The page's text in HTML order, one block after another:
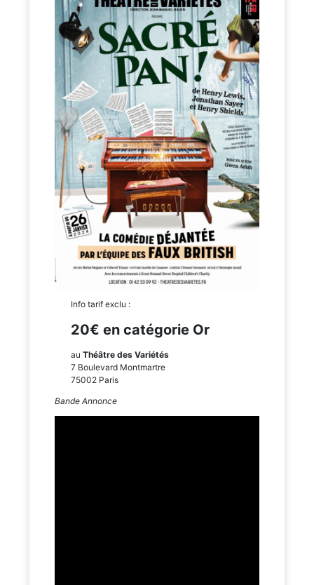
Info tarif exclu :
20€ en catégorie Or
auThéâtre des Variétés
7 Boulevard Montmartre
75002 Paris
Bande Annonce